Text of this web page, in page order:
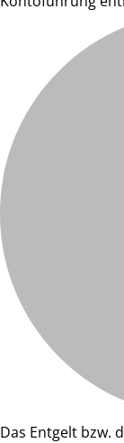
Das Entgelt bzw.